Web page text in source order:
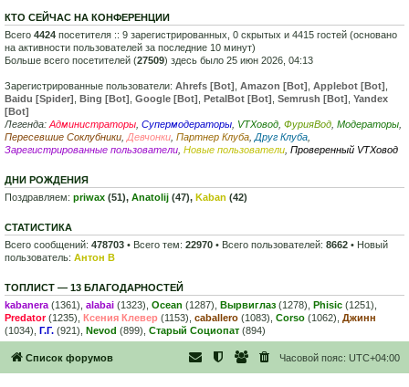
КТО СЕЙЧАС НА КОНФЕРЕНЦИИ
Всего 4424 посетителя :: 9 зарегистрированных, 0 скрытых и 4415 гостей (основано
на активности пользователей за последние 10 минут)
Больше всего посетителей (27509) здесь было 25 июн 2026, 04:13
Зарегистрированные пользователи: Ahrefs [Bot] Amazon [Bot] Applebot [Bot]
Baidu [Spider] Bing [Bot] Google [Bot] PetalBot [Bot] Semrush [Bot] Yandex
[Bot]
Легенда: Администраторы Супермодераторы VTXовод ФурияВод Модераторы
Пересевшие Соклубники Девчонки Партнер Клуба Друг Клуба
Зарегистрированные пользователи Новые пользователи Проверенный VTXовод
ДНИ РОЖДЕНИЯ
Поздравляем: priwax (51), Anatolij (47), Kaban (42)
СТАТИСТИКА
Всего сообщений: 478703 • Всего тем: 22970 • Всего пользователей: 8662 • Новый
пользователь: Антон В
ТОПЛИСТ — 13 БЛАГОДАРНОСТЕЙ
kabanera (1361), alabai (1323), Ocean (1287), Вырвиглаз (1278), Phisic (1251),
Predator(1235), Ксения Клевер (1153), caballero (1083), Corso (1062), Джинн
(1034), Г.Г. (921), Nevod (899), Старый Социопат (894)
Список форумов Часовой пояс: UTC+04:00